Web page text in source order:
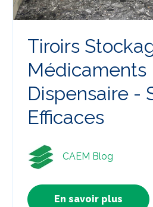
Tiroirs
Médicaments
Dispensaire -
Efficaces
CAEM Blog
En savoir plus